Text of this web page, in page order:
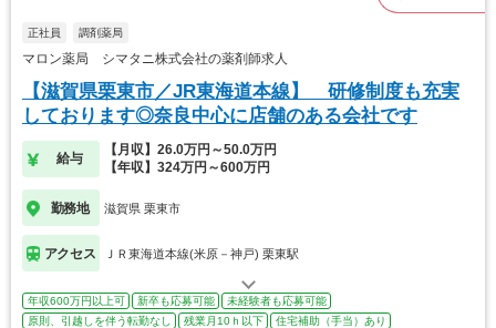
正社員 調剤薬局
マロン薬局 シマタニ株式会社の薬剤師求人
【滋賀県栗東市／JR東海道本線】 研修制度も充実
しております◎奈良中心に店舗のある会社です
給与
【月収】26.0万円～50.0万円
【年収】324万円～600万円
勤務地 滋賀県 栗東市
アクセス ＪＲ東海道本線(米原－神戸) 栗東駅
年収600万円以上可 新卒も応募可能
未経験者も応募可能
原則、引越しを伴う転勤なし
残業月10ｈ以下
住宅補助（手当）あり